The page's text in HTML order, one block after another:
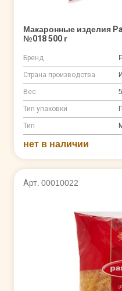
Макаронные изделия
№018 500 г
Бренд
Страна производства
Вес
Тип упаковки
Тип
нет в наличии
Арт. 00010022